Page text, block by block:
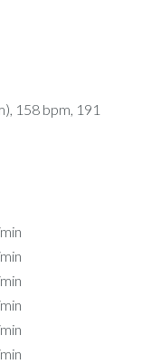
158 bpm, 191